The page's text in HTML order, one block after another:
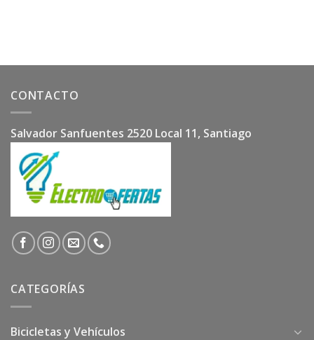
CONTACTO
Salvador Sanfuentes 2520 Local 11, Santiago
CATEGORÍAS
Bicicletas y Vehículos